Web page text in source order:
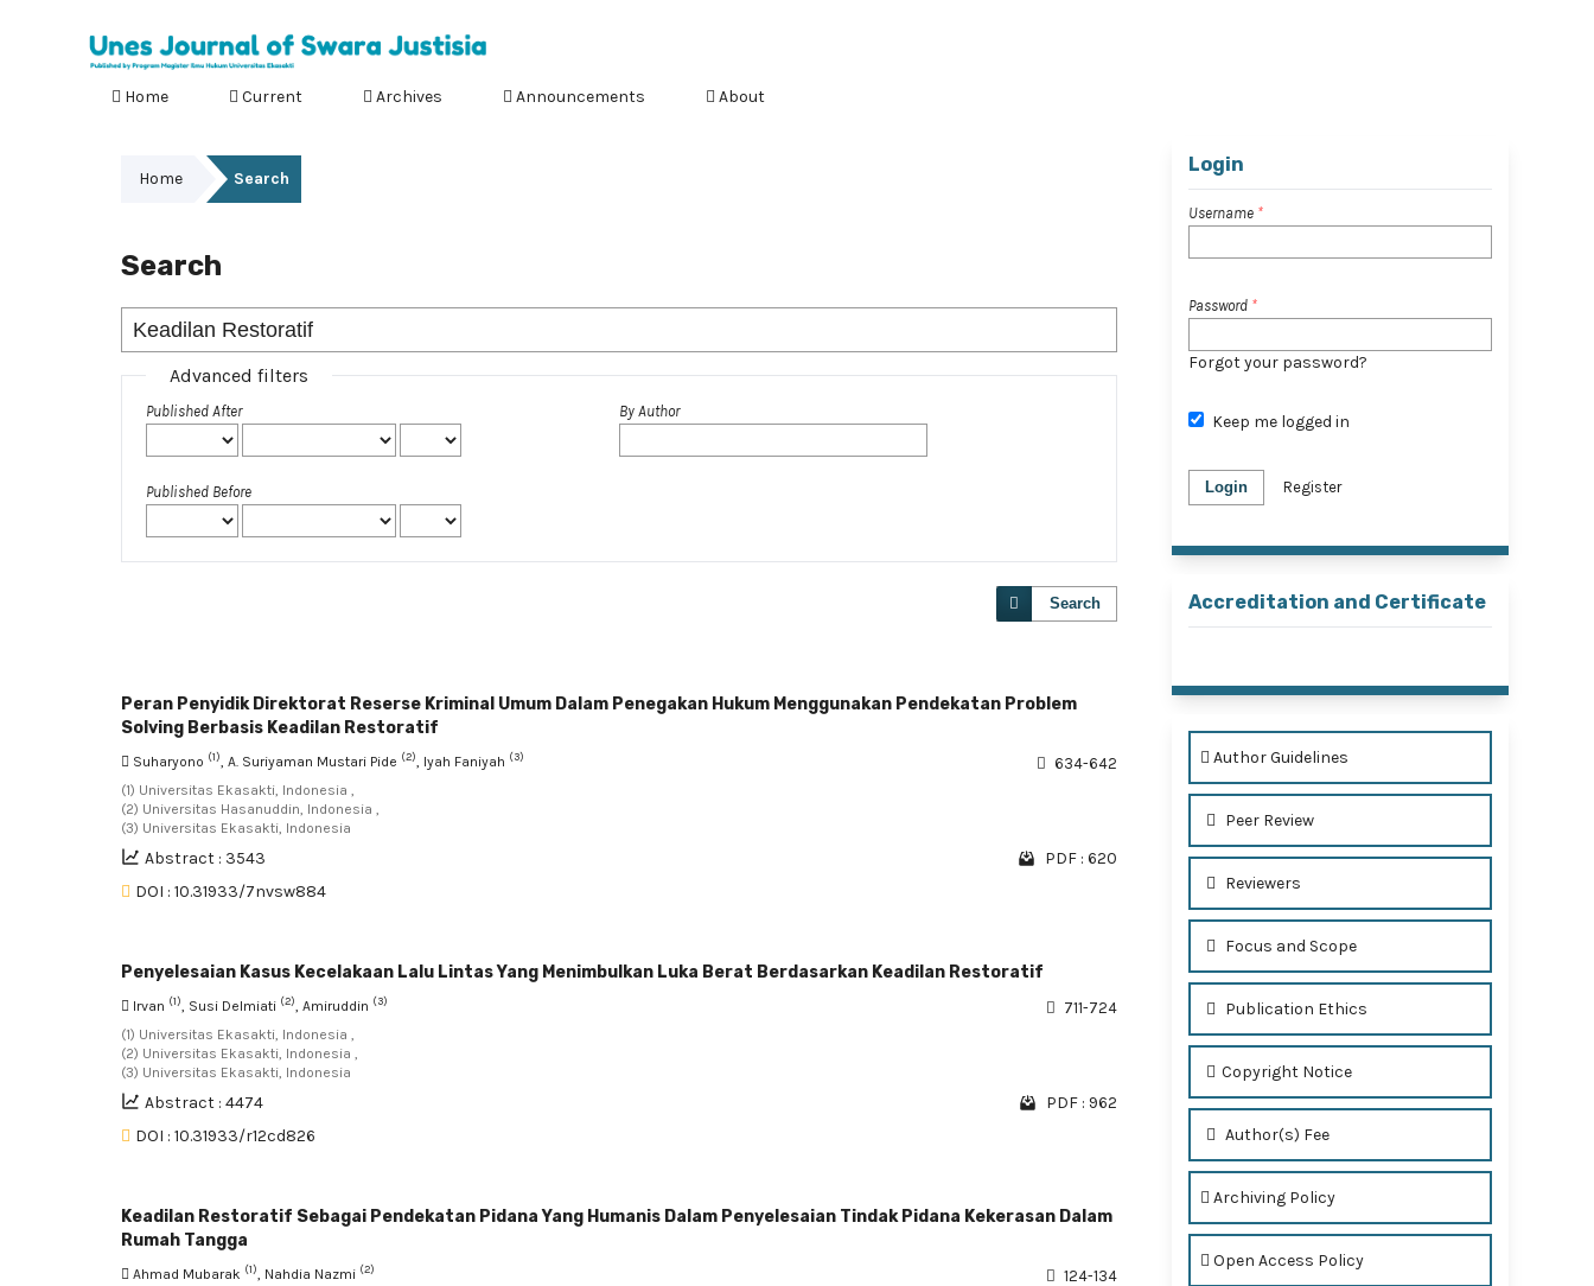
Home Current Archives Announcements About
Home Search
Search
Advanced filters
Published After
Published Before
By Author
Search
Peran Penyidik Direktorat Reserse Kriminal Umum Dalam Penegakan Hukum Menggunakan Pendekatan Problem
Solving Berbasis Keadilan Restoratif
Suharyono (1), A. Suriyaman Mustari Pide (2), Iyah Faniyah (3)
(1) Universitas Ekasakti, Indonesia ,
(2) Universitas Hasanuddin, Indonesia ,
(3) Universitas Ekasakti, Indonesia
634-642
Abstract : 3543
PDF : 620
DOI : 10.31933/7nvsw884
Penyelesaian Kasus Kecelakaan Lalu Lintas Yang Menimbulkan Luka Berat Berdasarkan Keadilan Restoratif
Irvan (1), Susi Delmiati (2), Amiruddin (3)
(1) Universitas Ekasakti, Indonesia ,
(2) Universitas Ekasakti, Indonesia ,
(3) Universitas Ekasakti, Indonesia
711-724
Abstract : 4474
PDF : 962
DOI : 10.31933/r12cd826
Keadilan Restoratif Sebagai Pendekatan Pidana Yang Humanis Dalam Penyelesaian Tindak Pidana Kekerasan Dalam
Rumah Tangga
Ahmad Mubarak (1), Nahdia Nazmi (2) 124-134
Login
Username *
Password *
Forgot your password?
Keep me logged in
Login Register
Accreditation and Certificate
Author Guidelines
Peer Review
Reviewers
Focus and Scope
Publication Ethics
Copyright Notice
Author(s) Fee
Archiving Policy
Open Access Policy